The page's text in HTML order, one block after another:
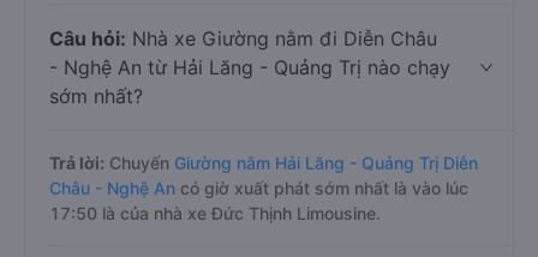
Câu hỏi: Nhà xe Giường nằm đi Diễn Châu
- Nghệ An từ Hải Lăng - Quảng Trị nào chạy
sớm nhất?
Trả lời: Chuyến Giường nằm Hải Lăng - Quảng Trị Diễn
Châu - Nghệ An có giờ xuất phát sớm nhất là vào lúc
17:50 là của nhà xe Đức Thịnh Limousine.